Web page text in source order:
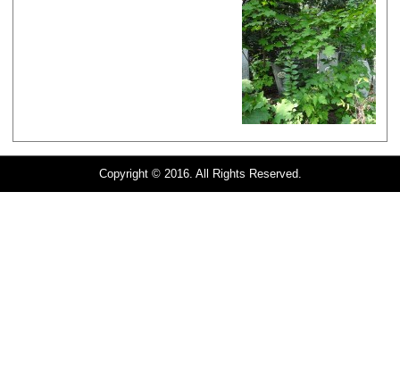
Copyright © 2016. All Rights Reserved.